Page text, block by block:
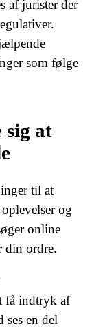
af jurister der
som følge
sig at
til at
og
online
din ordre.
få indtryk af
en del